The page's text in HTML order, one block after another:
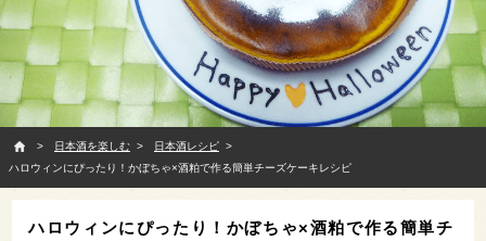
日本酒を楽しむ
日本酒レシピ
ハロウィンにぴったり！かぼちゃ×酒粕で作る簡単チーズケーキレシピ
ハロウィンにぴったり！かぼちゃ×酒粕で作る簡単チ